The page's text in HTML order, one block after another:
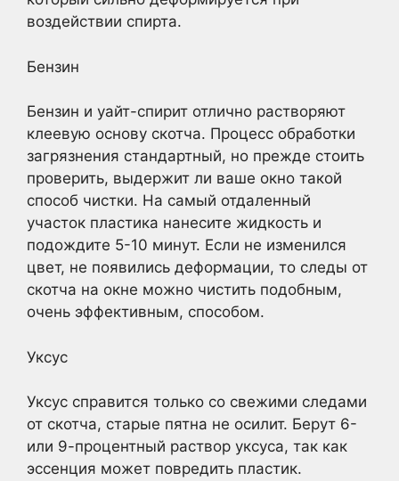
воздействии спирта.
Бензин
Бензин и уайт-спирит отлично растворяют
клеевую основу скотча. Процесс обработки
загрязнения стандартный, но прежде стоить
проверить, выдержит ли ваше окно такой
способ чистки. На самый отдаленный
участок пластика нанесите жидкость и
подождите 5-10 минут. Если не изменился
цвет, не появились деформации, то следы от
скотча на окне можно чистить подобным,
очень эффективным, способом.
Уксус
Уксус справится только со свежими следами
от скотча, старые пятна не осилит. Берут 6-
или 9-процентный раствор уксуса, так как
эссенция может повредить пластик.